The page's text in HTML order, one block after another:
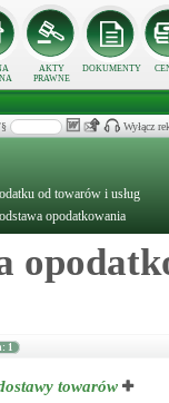
AKTY
PRAWNE
DOKUMENTY
Wyłącz
od towarów i usług
opodatkowania
1
towarów